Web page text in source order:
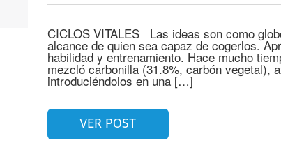
CICLOS VITALES Las ideas son como
alcance de quien sea capaz de cogerlos.
habilidad y entrenamiento. Hace mucho
mezcló carbonilla (31.8%, carbón vegetal),
introduciéndolos en una […]
VER POST